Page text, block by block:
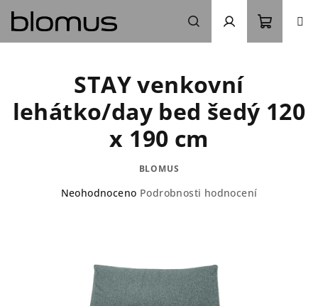
obsah
Hledat Přihlášení
STAY venkovní
lehátko/day bed šedý 120
x 190 cm
BLOMUS
Průměrné
hvězdiček.
Neohodnoceno Podrobnosti hodnocení